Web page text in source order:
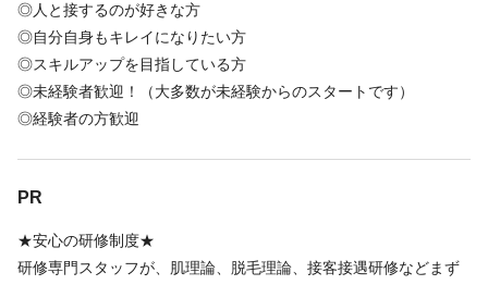
店舗名・勤務地
Dione 金山駅前店
愛知県 名古屋市中区 金山1－11－10 金山ハイホーム801
金山駅 徒歩 4分
地図アプリで見る
◎人と接するのが好きな方
◎自分自身もキレイになりたい方
◎スキルアップを目指している方
◎未経験者歓迎！（大多数が未経験からのスタートです）
◎経験者の方歓迎
PR
★安心の研修制度★
研修専門スタッフが、肌理論、脱毛理論、接客接遇研修などまず